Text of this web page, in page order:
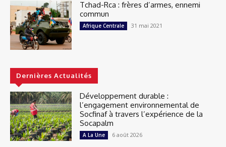
Tchad-Rca : frères d’armes, ennemi
commun
Afrique Centrale 31 mai 2021
Dernières Actualités
Développement durable :
l’engagement environnemental de
Socfinaf à travers l’expérience de la
Socapalm
A La Une 6 août 2026